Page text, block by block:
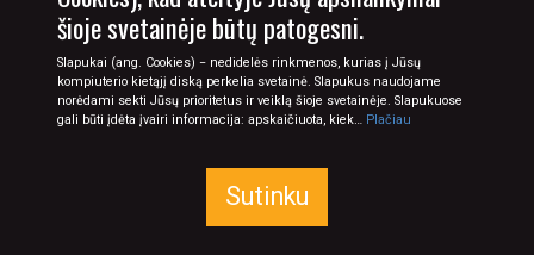
PAVEIKSLŲ KOLEKCIJOS
TAPYBOS ŽODYNAS A-Ž
SEKITE MUS:
+370 673 77774
info@tapyba.info
šioje svetainėje būtų patogesni.
Slapukai (ang. Cookies) − nedidelės rinkmenos, kurias į Jūsų
kompiuterio kietąjį diską perkelia svetainė. Slapukus naudojame
norėdami sekti Jūsų prioritetus ir veiklą šioje svetainėje. Slapukuose
gali būti įdėta įvairi informacija: apskaičiuota, kiek… Plačiau
Sutinku